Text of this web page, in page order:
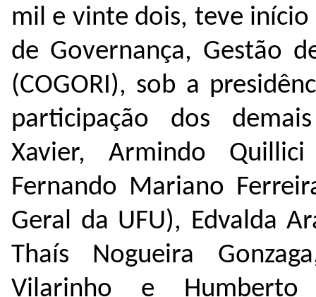
mil e vinte dois, teve início
de Governança, Gestão
(COGORI), sob a
participação dos
Xavier, Armindo
Fernando Mariano
Geral da UFU), Edvalda
Thaís Nogueira
Vilarinho e